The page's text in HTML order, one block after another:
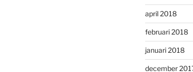
april 2018
februari 2018
januari 2018
december